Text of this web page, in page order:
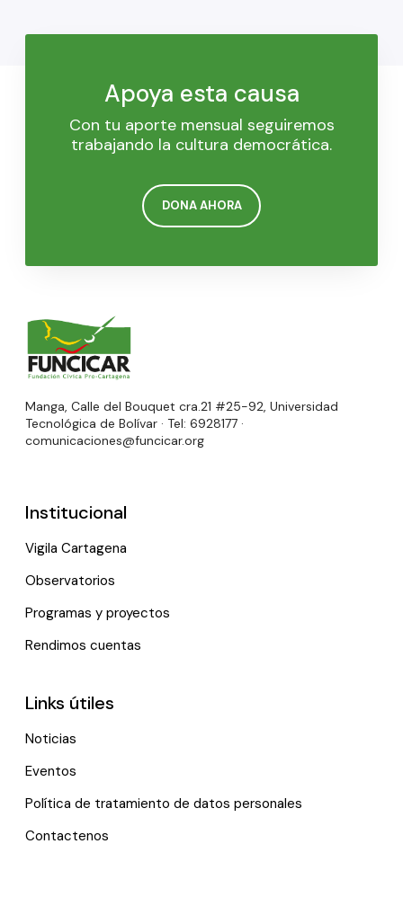
Apoya esta causa
Con tu aporte mensual seguiremos
trabajando la cultura democrática.
DONA AHORA
Manga, Calle del Bouquet cra.21 #25-92, Universidad
Tecnológica de Bolívar · Tel: 6928177 ·
comunicaciones@funcicar.org
Institucional
Vigila Cartagena
Observatorios
Programas y proyectos
Rendimos cuentas
Links útiles
Noticias
Eventos
Política de tratamiento de datos personales
Contactenos